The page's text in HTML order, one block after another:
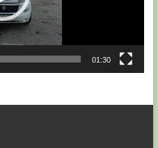
01:30